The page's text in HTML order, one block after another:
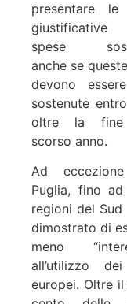
presentare le
spese
anche se
devono
sostenute
oltre la fine
scorso anno.
Ad
Puglia, fino
regioni del
dimostrato di
meno
all’utilizzo
europei. Oltre